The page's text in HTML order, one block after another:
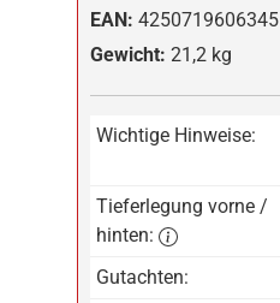
EAN: 4250719606345
Gewicht: 21,2 kg
Wichtige Hinweise:
Tieferlegung vorne /
hinten:
Gutachten: